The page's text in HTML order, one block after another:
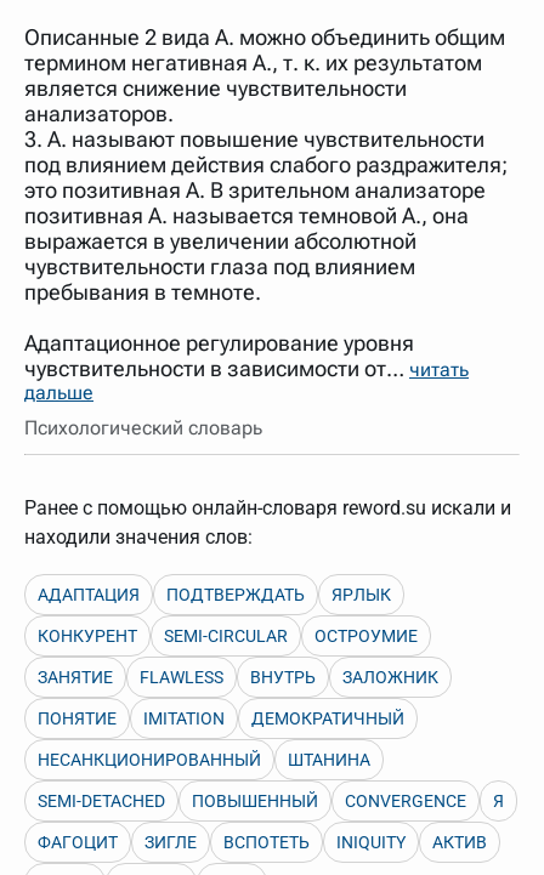
Описанные 2 вида А. можно объединить общим
термином негативная А., т. к. их результатом
является снижение чувствительности
анализаторов.
3. А. называют повышение чувствительности
под влиянием действия слабого раздражителя;
это позитивная А. В зрительном анализаторе
позитивная А. называется темновой А., она
выражается в увеличении абсолютной
чувствительности глаза под влиянием
пребывания в темноте.
Адаптационное регулирование уровня
чувствительности в зависимости от… читать
дальше
Психологический словарь
Ранее с помощью онлайн-словаря reword.su искали и
находили значения слов:
АДАПТАЦИЯ ПОДТВЕРЖДАТЬ ЯРЛЫК
КОНКУРЕНТ SEMI-CIRCULAR ОСТРОУМИЕ
ЗАНЯТИЕ FLAWLESS ВНУТРЬ ЗАЛОЖНИК
ПОНЯТИЕ IMITATION ДЕМОКРАТИЧНЫЙ
НЕСАНКЦИОНИРОВАННЫЙ ШТАНИНА
SEMI-DETACHED ПОВЫШЕННЫЙ CONVERGENCE Я
ФАГОЦИТ ЗИГЛЕ ВСПОТЕТЬ INIQUITY АКТИВ